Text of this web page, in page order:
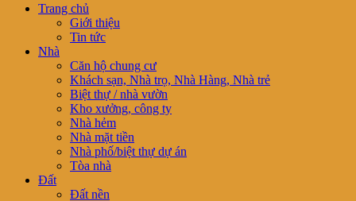
Trang chủ
Giới thiệu
Tin tức
Nhà
Căn hộ chung cư
Khách sạn, Nhà trọ, Nhà Hàng, Nhà trẻ
Biệt thự / nhà vườn
Kho xưởng, công ty
Nhà hẻm
Nhà mặt tiền
Nhà phố/biệt thự dự án
Tòa nhà
Đất
Đất nền